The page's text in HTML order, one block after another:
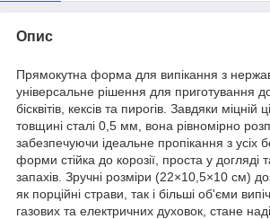
Опис
Прямокутна форма для випікання з
універсальне рішення для приготування
бісквітів, кексів та пирогів. Завдяки міцній
товщині сталі 0,5 мм, вона рівномірно
забезпечуючи ідеальне пропікання з усіх
форми стійка до корозії, проста у догляді
запахів. Зручні розміри (22×10,5×10 см)
як порційні страви, так і більші об'єми
газових та електричних духовок, стане